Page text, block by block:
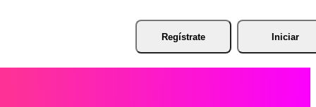
Regístrate Iniciar